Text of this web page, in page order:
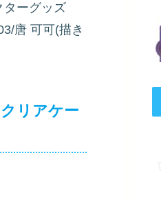
ターグッズ
唐 可可(描き
リアケー